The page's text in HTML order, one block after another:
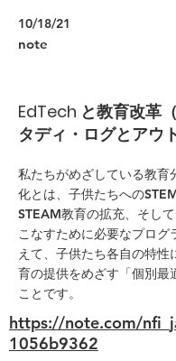
10/18/21
note
EdTech と教育改革
タディ・ログとアウ
私たちがめざしている教育
化とは、子供たちへの
STEAM教育の拡充、そし
こなすために必要なプログ
えて、子供たち各自の特性
育の提供をめざす「個別最
ことです。
https://note.com/
1056b9362